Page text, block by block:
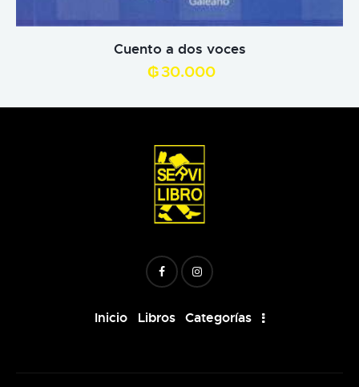
Cuento a dos voces
₲30.000
Inicio Libros Categorías